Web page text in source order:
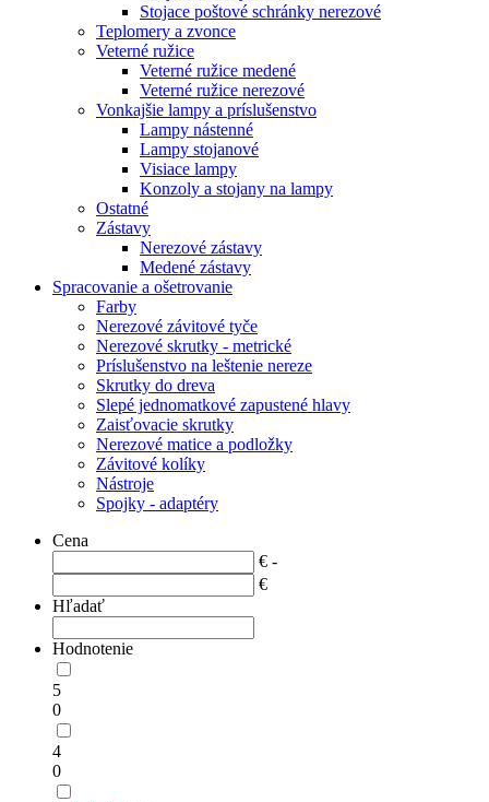
Stojace poštové schránky nerezové
Teplomery a zvonce
Veterné ružice
Veterné ružice medené
Veterné ružice nerezové
Vonkajšie lampy a príslušenstvo
Lampy nástenné
Lampy stojanové
Visiace lampy
Konzoly a stojany na lampy
Ostatné
Zástavy
Nerezové zástavy
Medené zástavy
Spracovanie a ošetrovanie
Farby
Nerezové závitové tyče
Nerezové skrutky - metrické
Príslušenstvo na leštenie nereze
Skrutky do dreva
Slepé jednomatkové zapustené hlavy
Zaisťovacie skrutky
Nerezové matice a podložky
Závitové kolíky
Nástroje
Spojky - adaptéry
Cena
€ -
€
Hľadať
Hodnotenie
5
0
4
0